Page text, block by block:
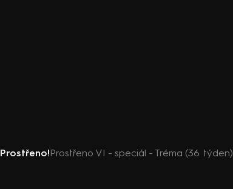
Prostřeno!Prostřeno VI - speciál - Tréma (36. týden)